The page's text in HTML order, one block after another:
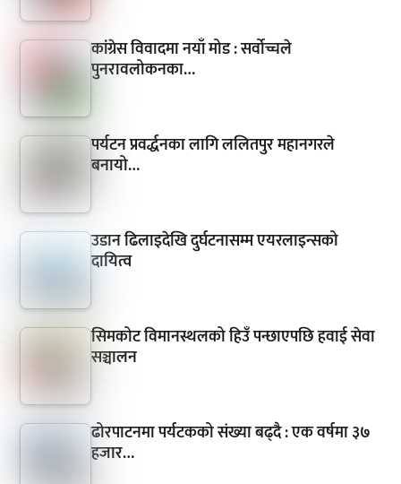
कांग्रेस विवादमा नयाँ मोड : सर्वोच्चले
पुनरावलोकनका…
पर्यटन प्रवर्द्धनका लागि ललितपुर महानगरले
बनायो…
उडान ढिलाइदेखि दुर्घटनासम्म एयरलाइन्सको
दायित्व
सिमकोट विमानस्थलको हिउँ पन्छाएपछि हवाई सेवा
सञ्चालन
ढोरपाटनमा पर्यटकको संख्या बढ्दै : एक वर्षमा ३७
हजार…